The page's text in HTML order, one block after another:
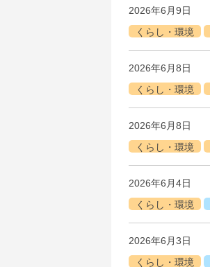
2026年6月9日
くらし・環境
2026年6月8日
くらし・環境
2026年6月8日
くらし・環境
2026年6月4日
くらし・環境
2026年6月3日
くらし・環境